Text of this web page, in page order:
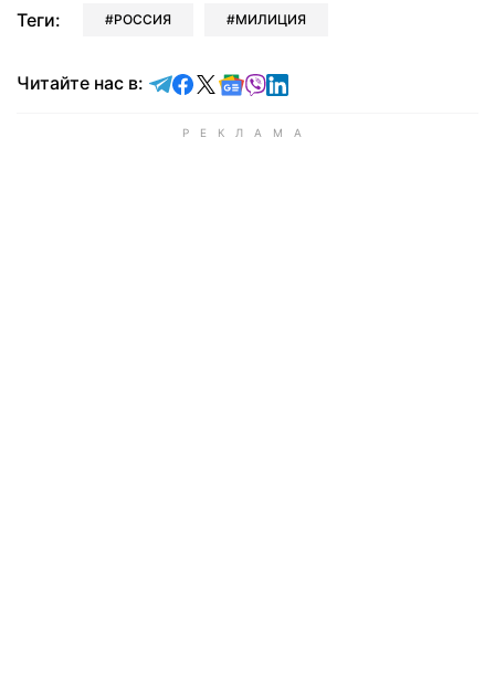
Теги: РОССИЯ МИЛИЦИЯ
Читайте нас в: Читайте в Telegram
Читайте в Facebook
Читайте в X
Читайте в Google news
Читайте в Viber
Читайте в LinkedIn